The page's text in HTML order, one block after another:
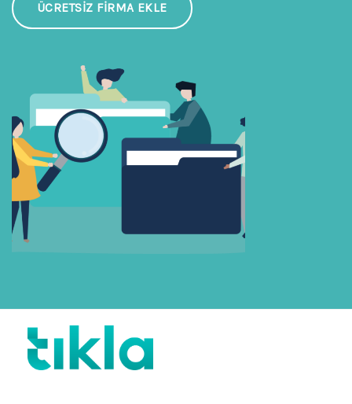
ÜCRETSIZ FIRMA EKLE
Beni Hatırla
Parolanızı mı unuttunuz?